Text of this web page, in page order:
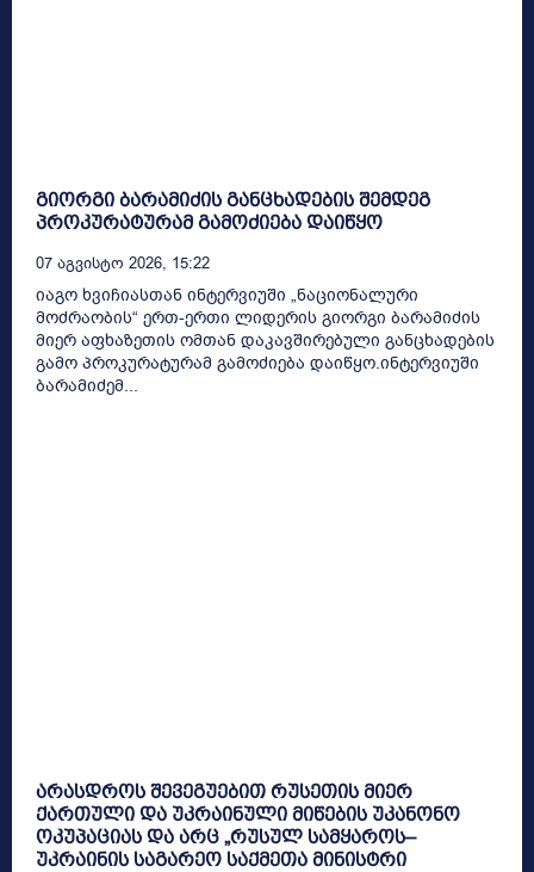
გიორგი ბარამიძის განცხადების შემდეგ
პროკურატურამ გამოძიება დაიწყო
07 Აგვისტო 2026, 15:22
იაგო ხვიჩიასთან ინტერვიუში „ნაციონალური
მოძრაობის“ ერთ-ერთი ლიდერის გიორგი ბარამიძის
მიერ აფხაზეთის ომთან დაკავშირებული განცხადების
გამო პროკურატურამ გამოძიება დაიწყო.ინტერვიუში
ბარამიძემ...
არასდროს შევეგუებით რუსეთის მიერ
ქართული და უკრაინული მიწების უკანონო
ოკუპაციას და არც „რუსულ სამყაროს–
უკრაინის საგარეო საქმეთა მინისტრი